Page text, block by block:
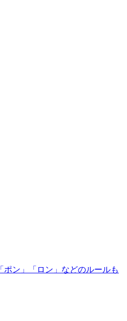
ン」「ロン」などのルールも